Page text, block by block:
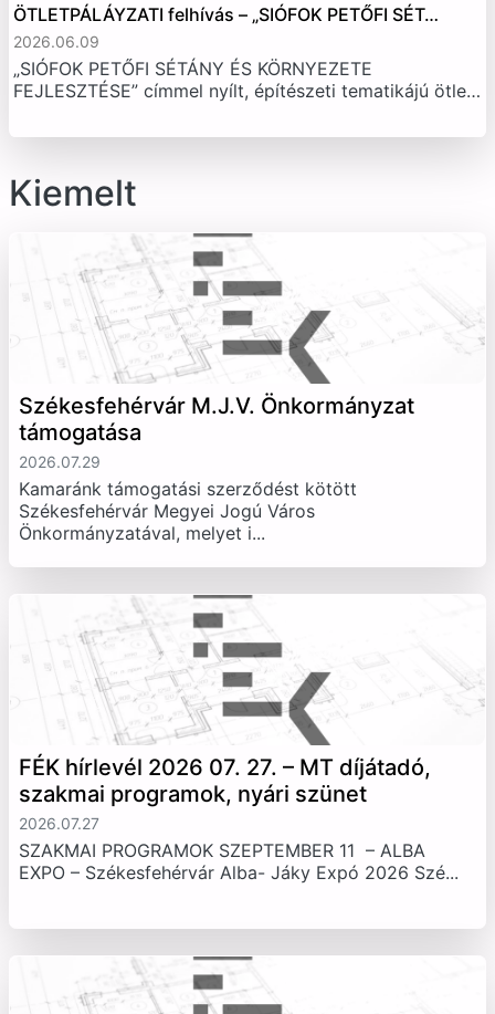
ÖTLETPÁLÁYZATI felhívás – „SIÓFOK PETŐFI SÉT…
2026.06.09
„SIÓFOK PETŐFI SÉTÁNY ÉS KÖRNYEZETE
FEJLESZTÉSE” címmel nyílt, építészeti tematikájú ötle…
Kiemelt
Székesfehérvár M.J.V. Önkormányzat
támogatása
2026.07.29
Kamaránk támogatási szerződést kötött
Székesfehérvár Megyei Jogú Város
Önkormányzatával, melyet i...
FÉK hírlevél 2026 07. 27. – MT díjátadó,
szakmai programok, nyári szünet
2026.07.27
SZAKMAI PROGRAMOK SZEPTEMBER 11 – ALBA
EXPO – Székesfehérvár Alba- Jáky Expó 2026 Szé...